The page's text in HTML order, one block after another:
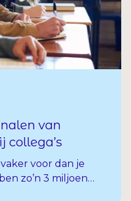
van
collega’s
voor dan je
zo’n 3 miljoen